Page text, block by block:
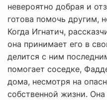
невероятно добрая и
готова помочь другим,
Когда Игнатич,
она принимает его в
делится с ним
помогает соседке,
дома, несмотря на
собственной жизни.